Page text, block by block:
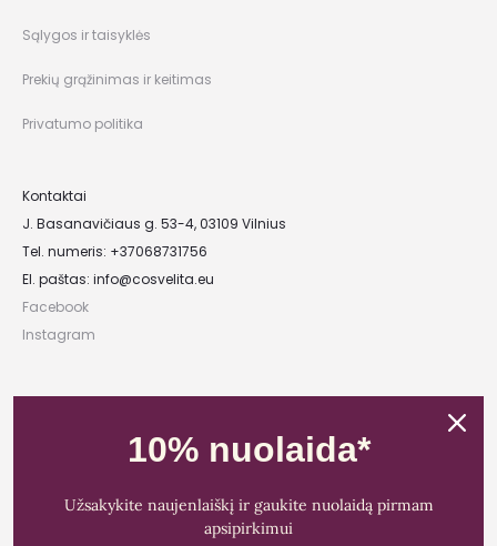
Sąlygos ir taisyklės
Prekių grąžinimas ir keitimas
Privatumo politika
Kontaktai
J. Basanavičiaus g. 53-4, 03109 Vilnius
Tel. numeris: +37068731756
El. paštas: info@cosvelita.eu
Facebook
Instagram
Įmonės kodas: 303481944
PVM mokėtojo kodas: LT100011828014
Bankas: Paysera LT
10% nuolaida*
Užsakykite naujenlaiškį ir gaukite nuolaidą pirmam
apsipirkimui